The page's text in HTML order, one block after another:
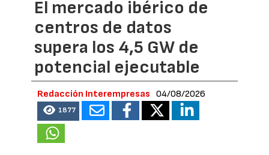
El mercado ibérico de
centros de datos
supera los 4,5 GW de
potencial ejecutable
Redacción Interempresas 04/08/2026
1877